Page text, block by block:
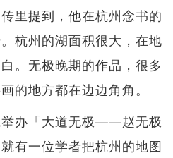
里提到，他在杭州念书的
杭州的湖面积很大，在地
。无极晚期的作品，很多
的地方都在边边角角。
办「大道无极——赵无极
有一位学者把杭州的地图